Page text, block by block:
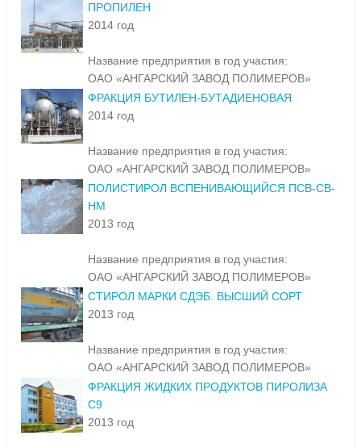
ПРОПИЛЕН
2014 год
Название предприятия в год участия:
ОАО «АНГАРСКИЙ ЗАВОД ПОЛИМЕРОВ»
ФРАКЦИЯ БУТИЛЕН-БУТАДИЕНОВАЯ
2014 год
Название предприятия в год участия:
ОАО «АНГАРСКИЙ ЗАВОД ПОЛИМЕРОВ»
ПОЛИСТИРОЛ ВСПЕНИВАЮЩИЙСЯ ПСВ-СВ-
НМ
2013 год
Название предприятия в год участия:
ОАО «АНГАРСКИЙ ЗАВОД ПОЛИМЕРОВ»
СТИРОЛ МАРКИ СДЭБ. ВЫСШИЙ СОРТ
2013 год
Название предприятия в год участия:
ОАО «АНГАРСКИЙ ЗАВОД ПОЛИМЕРОВ»
ФРАКЦИЯ ЖИДКИХ ПРОДУКТОВ ПИРОЛИЗА
С9
2013 год